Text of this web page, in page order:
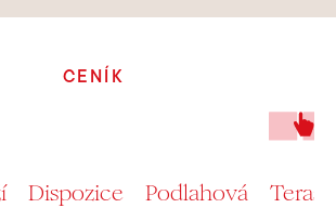
CENÍK
Dispozice
Podlahová